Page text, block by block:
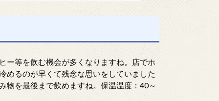
等を飲む機会が多くなりますね。店でホ
めるのが早くて残念な思いをしていました
物を最後まで飲めますね。保温温度：40～